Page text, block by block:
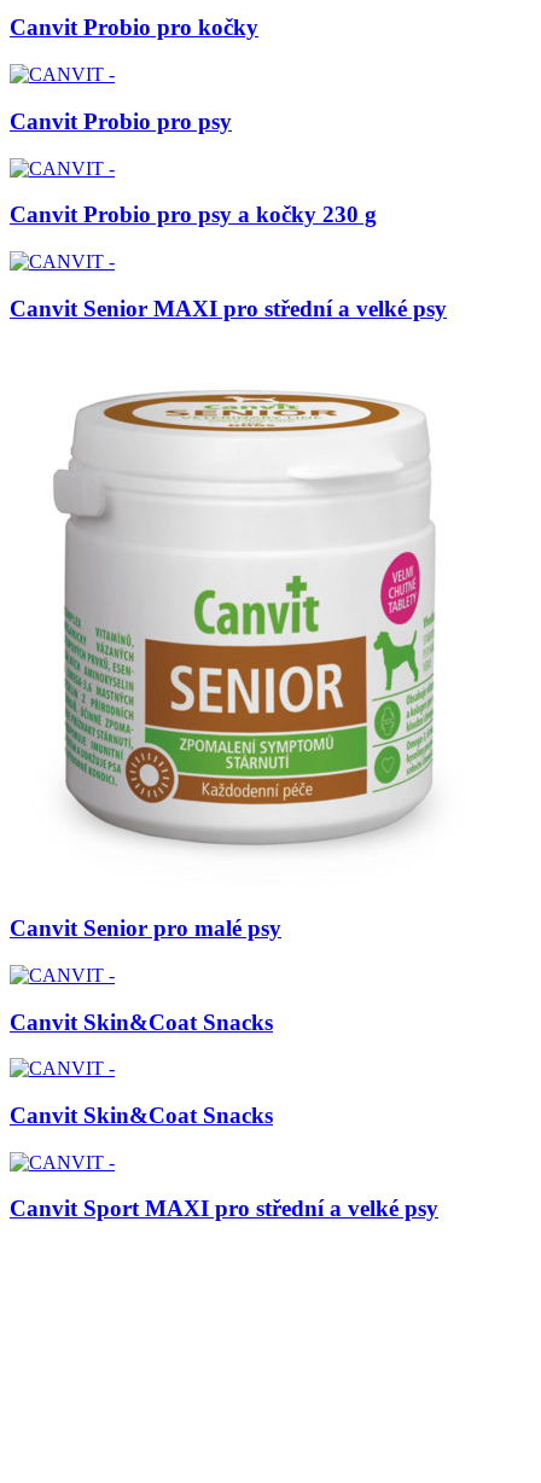
Canvit Probio pro kočky
Canvit Probio pro psy
Canvit Probio pro psy a kočky 230 g
Canvit Senior MAXI pro střední a velké psy
Canvit Senior pro malé psy
Canvit Skin&Coat Snacks
Canvit Skin&Coat Snacks
Canvit Sport MAXI pro střední a velké psy